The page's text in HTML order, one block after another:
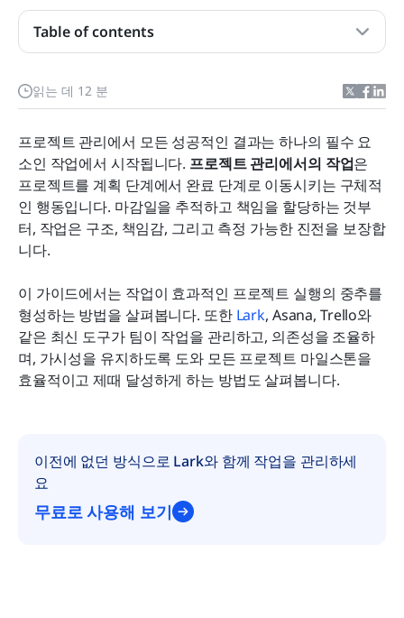
읽는 데 12 분
프로젝트 관리에서 모든 성공적인 결과는 하나의 필수 요
소인 작업에서 시작됩니다. 프로젝트 관리에서의 작업은
프로젝트를 계획 단계에서 완료 단계로 이동시키는 구체적
인 행동입니다. 마감일을 추적하고 책임을 할당하는 것부
터, 작업은 구조, 책임감, 그리고 측정 가능한 진전을 보장합
니다.
이 가이드에서는 작업이 효과적인 프로젝트 실행의 중추를
형성하는 방법을 살펴봅니다. 또한 Lark, Asana, Trello와
같은 최신 도구가 팀이 작업을 관리하고, 의존성을 조율하
며, 가시성을 유지하도록 도와 모든 프로젝트 마일스톤을
효율적이고 제때 달성하게 하는 방법도 살펴봅니다.
이전에 없던 방식으로 Lark와 함께 작업을 관리하세
요
무료로 사용해 보기
Table of contents
기본 사항 이해하기: 작업을 정의하는 것은 무엇인가
요?
작업 하위 관계: 작업 종속성 이해
효과적인 실행의 핵심: 작업 목록과 작업 추적
신뢰할 수 있는 도구로 행동하기: Lark가 작업 관리를
향상시키는 방법
결론
관련 읽기